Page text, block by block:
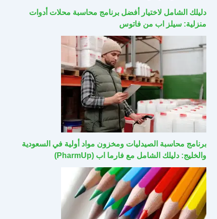
دليلك الشامل لاختيار أفضل برنامج محاسبة محلات أدوات
منزلية: سيلز اب من فاتوس
برنامج محاسبة الصيدليات ومخزون مواد أولية في السعودية
والخليج: دليلك الشامل مع فارما اب (PharmUp)